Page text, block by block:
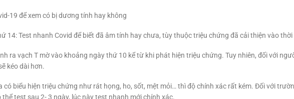
19 để xem có bị dương tính hay không
14: Test nhanh Covid để biết đã âm tính hay chưa, tùy thuộc triệu chứng đã cải thiện vào thời
ra vạch T mờ vào khoảng ngày thứ 10 kể từ khi phát hiện triệu chứng. Tuy nhiên, đối với
kéo dài hơn.
biểu hiện triệu chứng như rát họng, ho, sốt, mệt mỏi… thì độ chính xác rất kém. Đối với
test sau 2- 3 ngày, lúc này test nhanh mới chính xác.